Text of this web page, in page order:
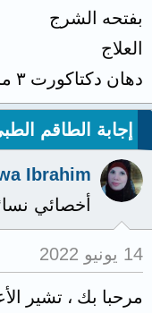
بفتحه الشرج
العلاج
دهان دكتاكورت ٣ مرات ٥ ايام
إجابة الطاقم
Ibrahim
أخصائي
14 يونيو 2022
مرحبا بك ، تشير